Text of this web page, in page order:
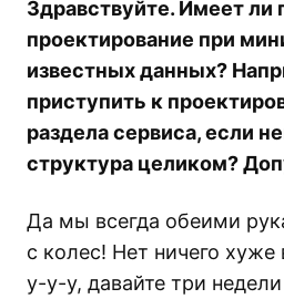
Здравствуйте. Имеет ли
проектирование при
известных данных?
приступить к
раздела сервиса, если
структура целиком?
Да мы всегда обеими
с колес! Нет ничего хуже
у-у-у, давайте три